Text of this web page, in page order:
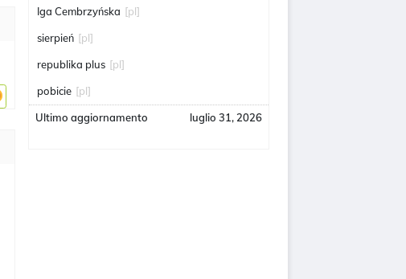
Iga Cembrzyńska [pl]
sierpień [pl]
republika plus [pl]
pobicie [pl]
Ultimo aggiornamento luglio 31, 2026